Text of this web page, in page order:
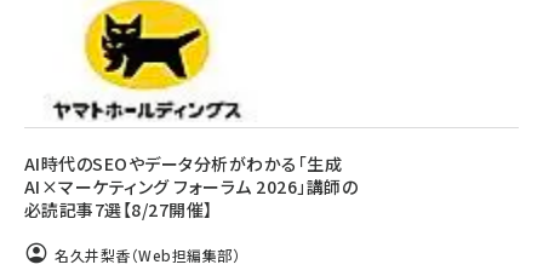
AI時代のSEOやデータ分析がわかる「生成
AI×マーケティング フォーラム 2026」講師の
必読記事7選【8/27開催】
名久井梨香（Web担編集部）